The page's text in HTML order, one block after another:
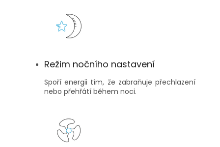
Režim nočního nastavení
Spoří energii tím, že zabraňuje přechlazení
nebo přehřátí během noci.